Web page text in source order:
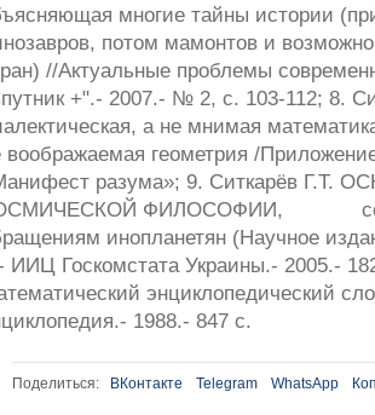
многие тайны истории
потом мамонтов и
//Актуальные проблемы
+".- 2007.- № 2, с. 103-112; 8.
а не мнимая
воображаемая геометрия /
разума»; 9. Ситкарёв Г.Т.
ФИЛОСОФИИ,
инопланетян (Научное
ИИЦ Госкомстата Украины.- 2005.-
энциклопедический
1988.- 847 с.
Поделиться: ВКонтакте Telegram WhatsApp